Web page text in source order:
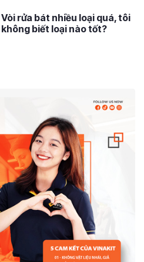
Vòi rửa bát nhiều loại quá, tôi
không biết loại nào tốt?